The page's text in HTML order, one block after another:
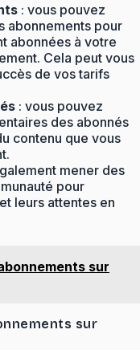
: vous pouvez
abonnements pour
abonnées à votre
Cela peut vous
de vos tarifs
: vous pouvez
des abonnés
contenu que vous
mener des
pour
leurs attentes en
sur
sur